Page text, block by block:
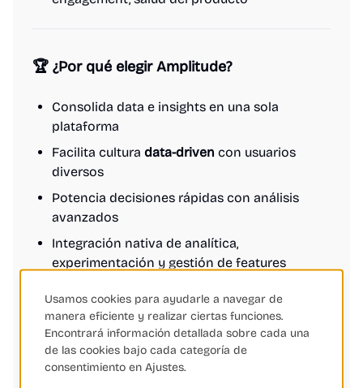
🏆 ¿Por qué elegir Amplitude?
Consolida data e insights en una sola
plataforma
Facilita cultura data-driven con usuarios
diversos
Potencia decisiones rápidas con análisis
avanzados
Integración nativa de analítica,
experimentación y gestión de features
📈 Estadísticas de empresa
Fundación: 2014
Usamos cookies para ayudarle a navegar de
manera eficiente y realizar ciertas funciones.
Encontrará información detallada sobre cada una
de las cookies bajo cada categoría de
consentimiento en Ajustes.